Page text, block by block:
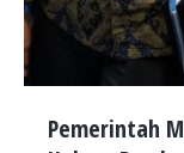
Pemerintah